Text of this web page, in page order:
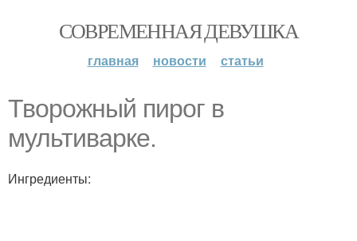
СОВРЕМЕННАЯ ДЕВУШКА
главная новости статьи
Творожный пирог в
мультиварке.
Ингредиенты: